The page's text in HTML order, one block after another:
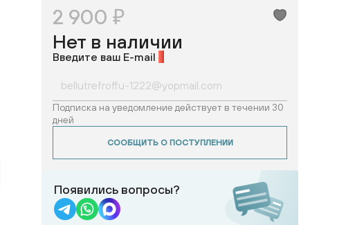
2 900 ₽
Нет в наличии
Введите ваш E-mail
Подписка на уведомление действует в течении 30
дней
СООБЩИТЬ О ПОСТУПЛЕНИИ
Появились вопросы?